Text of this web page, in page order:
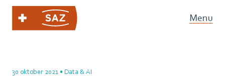
Menu
30 oktober 2021 • Data & AI